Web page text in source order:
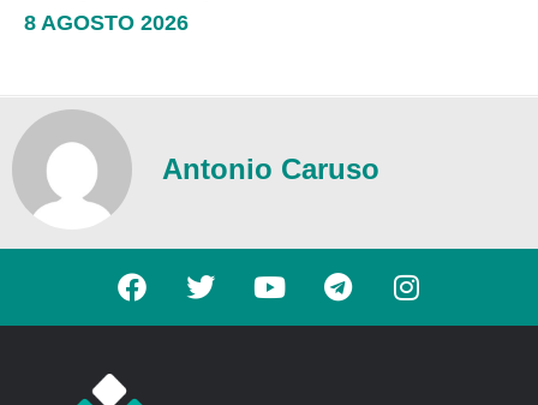
8 AGOSTO 2026
Antonio Caruso